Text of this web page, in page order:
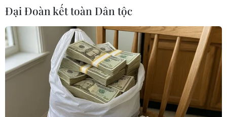
Trong chương trình Vu Lan năm ngoái, Hòa thượng Thích Gia
Quang trao quà tri ân bạn Đồng Văn Tuấn đã dũng cảm cứu
người trong một vụ cháy. (Ảnh: Quảng Tâm)
Theo Hòa thượng, Tiến sỹ Thích Gia Quang, Phó
Chủ tịch Hội đồng Trị sự, Trưởng Ban Thông tin
Truyền thông Trung ương Giáo hội Phật giáo
Việt Nam, Trưởng Ban Tổ chức chương trình,
trong Phật giáo, hiếu đạo không chỉ gói gọn
Đại Đoàn kết toàn Dân tộc